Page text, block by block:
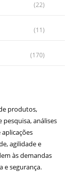
(22)
(11)
(170)
produtos,
análises
agilidade e
às demandas
e segurança.